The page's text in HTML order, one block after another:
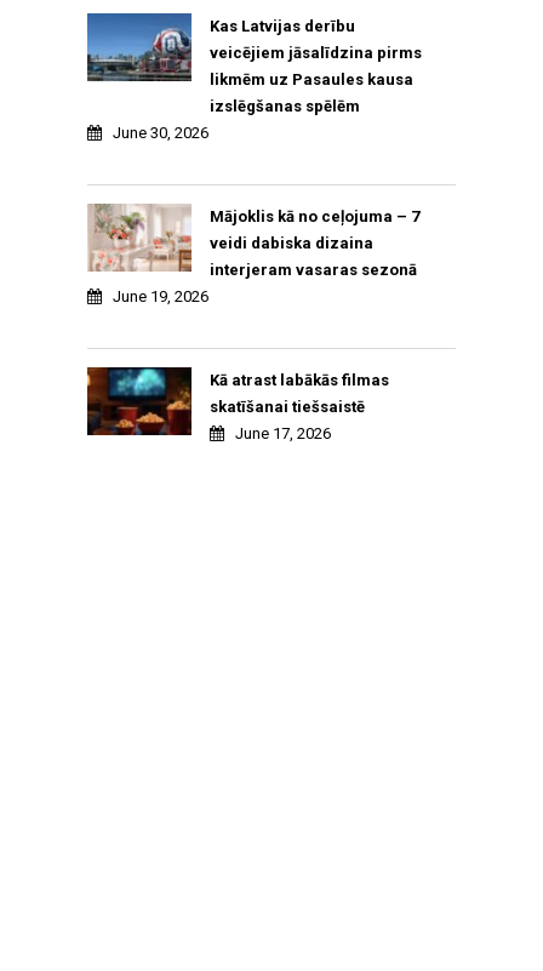
Kas Latvijas derību
veicējiem jāsalīdzina pirms
likmēm uz Pasaules kausa
izslēgšanas spēlēm
June 30, 2026
Mājoklis kā no ceļojuma – 7
veidi dabiska dizaina
interjeram vasaras sezonā
June 19, 2026
Kā atrast labākās filmas
skatīšanai tiešsaistē
June 17, 2026